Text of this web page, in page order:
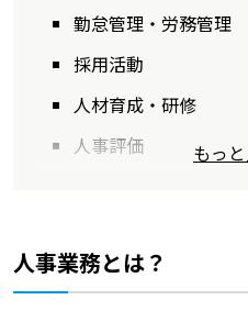
勤怠管理・労務管理
採用活動
人材育成・研修
人事評価
もっ
人事業務とは？